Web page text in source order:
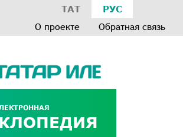
ТАТ РУС
О проекте Обратная связь